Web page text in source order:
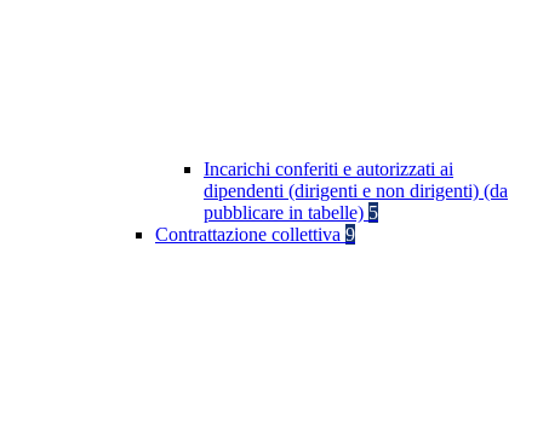
Incarichi conferiti e autorizzati ai
dipendenti (dirigenti e non dirigenti) (da
pubblicare in tabelle) 5
Contrattazione collettiva 9